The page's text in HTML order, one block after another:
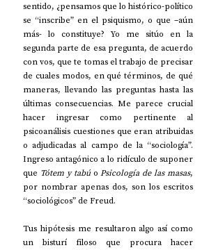
sentido, ¿pensamos que lo histórico-político
se “inscribe” en el psiquismo, o que –aún
más- lo constituye? Yo me sitúo en la
segunda parte de esa pregunta, de acuerdo
con vos, que te tomas el trabajo de precisar
de cuales modos, en qué términos, de qué
maneras, llevando las preguntas hasta las
últimas consecuencias. Me parece crucial
hacer ingresar como pertinente al
psicoanálisis cuestiones que eran atribuidas
o adjudicadas al campo de la “sociología”.
Ingreso antagónico a lo ridículo de suponer
que Tótem y tabú o Psicología de las masas,
por nombrar apenas dos, son los escritos
“sociológicos” de Freud.
Tus hipótesis me resultaron algo así como
un bisturí filoso que procura hacer